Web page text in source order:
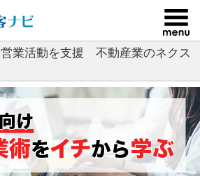
業活動を支援 不動産業のネクス